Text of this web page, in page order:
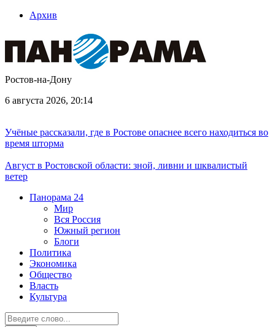
Архив
Ростов-на-Дону
6 августа 2026, 20:14
Учёные рассказали, где в Ростове опаснее всего находиться во
время шторма
Август в Ростовской области: зной, ливни и шквалистый
ветер
Панорама 24
Мир
Вся Россия
Южный регион
Блоги
Политика
Экономика
Общество
Власть
Культура